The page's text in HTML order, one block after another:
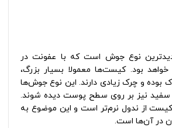
نوع جوش است که با عفونت در
بود. کیست‌ها معمولا بسیار بزرگ،
بوده و چرک زیادی دارند. این نوع جوش‌ها
نیز بر روی سطح پوست دیده شوند.
از ندول نرم‌تر است و این موضوع به
در آن‌ها است.